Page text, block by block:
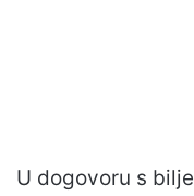
U dogovoru s